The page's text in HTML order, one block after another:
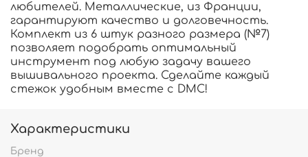
любителей. Металлические, из Франции,
гарантируют качество и долговечность.
Комплект из 6 штук разного размера (№7)
позволяет подобрать оптимальный
инструмент под любую задачу вашего
вышивального проекта. Сделайте каждый
стежок удобным вместе с DMC!
Характеристики
Бренд